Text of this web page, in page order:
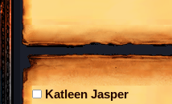
Katleen Jasper